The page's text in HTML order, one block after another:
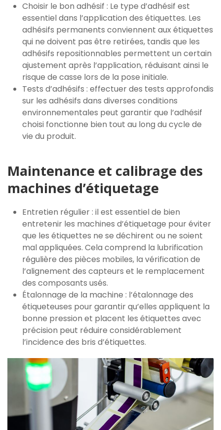
Choisir le bon adhésif : Le type d’adhésif est
essentiel dans l’application des étiquettes. Les
adhésifs permanents conviennent aux étiquettes
qui ne doivent pas être retirées, tandis que les
adhésifs repositionnables permettent un certain
ajustement après l’application, réduisant ainsi le
risque de casse lors de la pose initiale.
Tests d’adhésifs : effectuer des tests approfondis
sur les adhésifs dans diverses conditions
environnementales peut garantir que l’adhésif
choisi fonctionne bien tout au long du cycle de
vie du produit.
Maintenance et calibrage des
machines d’étiquetage
Entretien régulier : il est essentiel de bien
entretenir les machines d’étiquetage pour éviter
que les étiquettes ne se déchirent ou ne soient
mal appliquées. Cela comprend la lubrification
régulière des pièces mobiles, la vérification de
l’alignement des capteurs et le remplacement
des composants usés.
Étalonnage de la machine : l’étalonnage des
étiqueteuses pour garantir qu’elles appliquent la
bonne pression et placent les étiquettes avec
précision peut réduire considérablement
l’incidence des bris d’étiquettes.